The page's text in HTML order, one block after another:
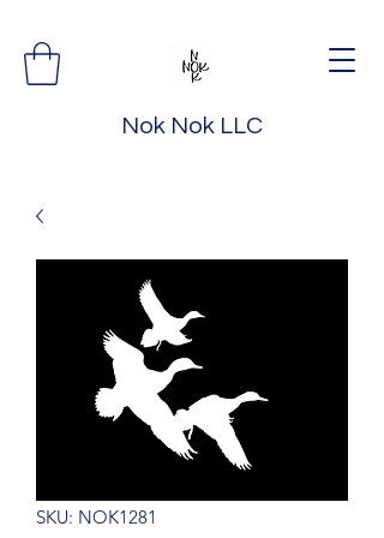
Nok Nok LLC
SKU: NOK1281